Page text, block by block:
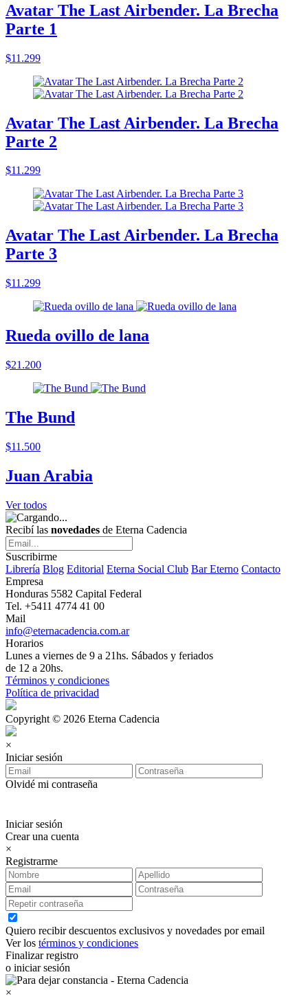
Avatar The Last Airbender. La Brecha
Parte 1
$11.299
Avatar The Last Airbender. La Brecha
Parte 2
$11.299
Avatar The Last Airbender. La Brecha
Parte 3
$11.299
Rueda ovillo de lana
$21.200
The Bund
$11.500
Juan Arabia
Ver todos
Recibí las novedades de Eterna Cadencia
Suscribirme
Librería Blog Editorial Eterna Social Club Bar Eterno Contacto
Empresa
Honduras 5582 Capital Federal
Tel. +5411 4774 41 00
Mail
info@eternacadencia.com.ar
Horarios
Lunes a viernes de 9 a 21hs. Sábados y feriados
de 12 a 20hs.
Términos y condiciones
Política de privacidad
Copyright © 2026 Eterna Cadencia
×
Iniciar sesión
Olvidé mi contraseña
Iniciar sesión
Crear una cuenta
×
Registrarme
Quiero recibir descuentos exclusivos y novedades por email
Ver los términos y condiciones
Finalizar registro
o iniciar sesión
×